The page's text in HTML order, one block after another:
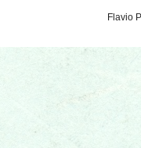
Flavio